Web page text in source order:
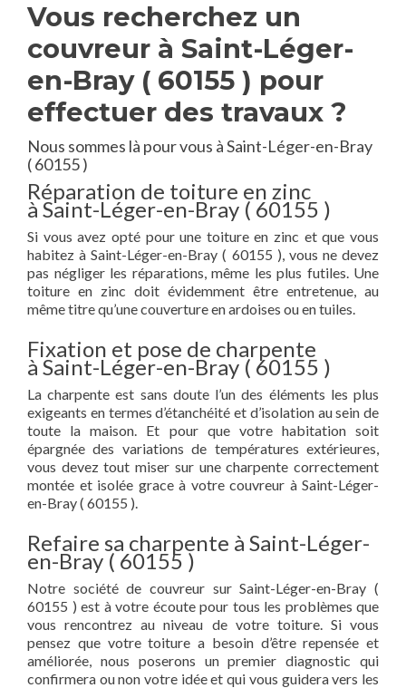
Vous recherchez un
couvreur à Saint-Léger-
en-Bray ( 60155 ) pour
effectuer des travaux ?
Nous sommes là pour vous à Saint-Léger-en-Bray
( 60155 )
Réparation de toiture en zinc
à Saint-Léger-en-Bray ( 60155 )
Si vous avez opté pour une toiture en zinc et que vous
habitez à Saint-Léger-en-Bray ( 60155 ), vous ne devez
pas négliger les réparations, même les plus futiles. Une
toiture en zinc doit évidemment être entretenue, au
même titre qu’une couverture en ardoises ou en tuiles.
Fixation et pose de charpente
à Saint-Léger-en-Bray ( 60155 )
La charpente est sans doute l’un des éléments les plus
exigeants en termes d’étanchéité et d’isolation au sein de
toute la maison. Et pour que votre habitation soit
épargnée des variations de températures extérieures,
vous devez tout miser sur une charpente correctement
montée et isolée grace à votre couvreur à Saint-Léger-
en-Bray ( 60155 ).
Refaire sa charpente à Saint-Léger-
en-Bray ( 60155 )
Notre société de couvreur sur Saint-Léger-en-Bray (
60155 ) est à votre écoute pour tous les problèmes que
vous rencontrez au niveau de votre toiture. Si vous
pensez que votre toiture a besoin d’être repensée et
améliorée, nous poserons un premier diagnostic qui
confirmera ou non votre idée et qui vous guidera vers les